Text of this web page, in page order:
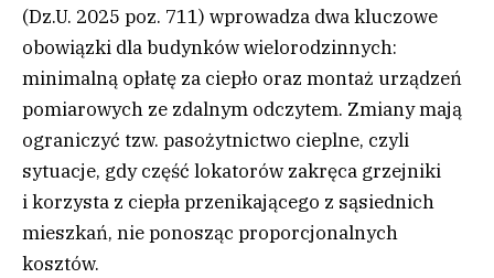
(Dz.U. 2025 poz. 711) wprowadza dwa kluczowe
obowiązki dla budynków wielorodzinnych:
minimalną opłatę za ciepło oraz montaż urządzeń
pomiarowych ze zdalnym odczytem. Zmiany mają
ograniczyć tzw. pasożytnictwo cieplne, czyli
sytuacje, gdy część lokatorów zakręca grzejniki
i korzysta z ciepła przenikającego z sąsiednich
mieszkań, nie ponosząc proporcjonalnych
kosztów.